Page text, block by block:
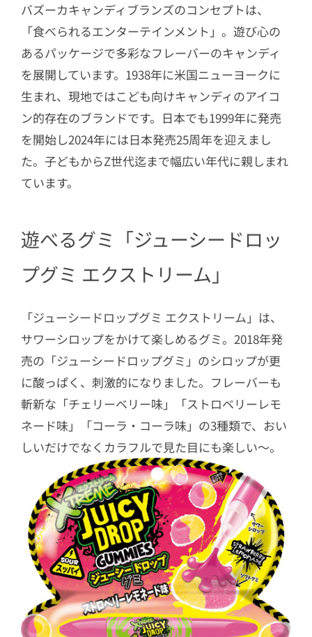
バズーカキャンディブランズのコンセプトは、
「食べられるエンターテインメント」。遊び心の
あるパッケージで多彩なフレーバーのキャンディ
を展開しています。1938年に米国ニューヨークに
生まれ、現地ではこども向けキャンディのアイコ
ン的存在のブランドです。日本でも1999年に発売
を開始し2024年には日本発売25周年を迎えまし
た。子どもからZ世代迄まで幅広い年代に親しまれ
ています。
遊べるグミ「ジューシードロッ
プグミ エクストリーム」
「ジューシードロップグミ エクストリーム」は、
サワーシロップをかけて楽しめるグミ。2018年発
売の「ジューシードロップグミ」のシロップが更
に酸っぱく、刺激的になりました。フレーバーも
斬新な「チェリーベリー味」「ストロベリーレモ
ネード味」「コーラ・コーラ味」の3種類で、おい
しいだけでなくカラフルで見た目にも楽しい～。